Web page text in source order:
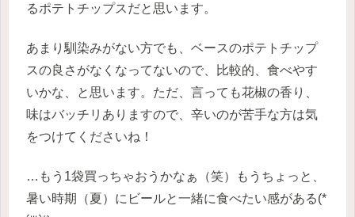
るポテトチップスだと思います。
あまり馴染みがない方でも、ベースのポテトチップ
スの良さがなくなってないので、比較的、食べやす
いかな、と思います。 ただ、言っても花椒の香り、
味はバッチリありますので、辛いのが苦手な方は気
をつけてくださいね！
…もう1袋買っちゃおうかなぁ（笑）
もうちょっと、
暑い時期（夏）にビールと一緒に食べたい感がある(*